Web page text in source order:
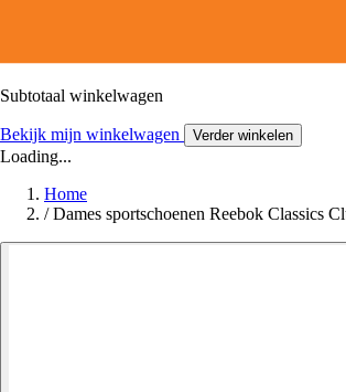
Subtotaal winkelwagen
Bekijk mijn winkelwagen Verder winkelen
Loading...
Home
/ Dames sportschoenen Reebok Classics